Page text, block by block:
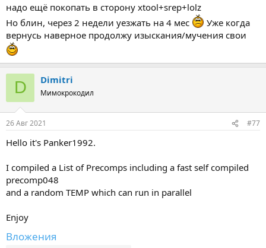
надо ещё покопать в сторону xtool+srep+lolz
Но блин, через 2 недели уезжать на 4 мес
Уже когда
вернусь наверное продолжу изыскания/мучения свои
D Dimitri
Мимокрокодил
26 Авг 2021 #77
Hello it's Panker1992.
I compiled a List of Precomps including a fast self compiled
precomp048
and a random TEMP which can run in parallel
Enjoy
Вложения